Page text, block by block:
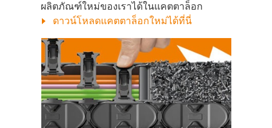
ผลิตภัณฑ์ใหม่ของเราได้ในแคตตาล็อก
ดาวน์โหลดแคตตาล็อกใหม่ได้ที่นี่